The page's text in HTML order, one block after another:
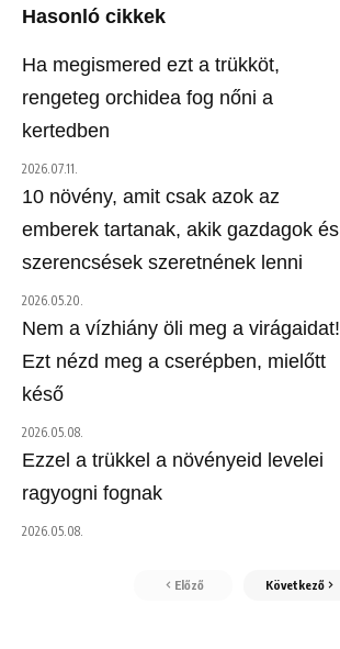
Hasonló cikkek
Ha megismered ezt a trükköt,
rengeteg orchidea fog nőni a
kertedben
2026.07.11.
10 növény, amit csak azok az
emberek tartanak, akik gazdagok és
szerencsések szeretnének lenni
2026.05.20.
Nem a vízhiány öli meg a virágaidat!
Ezt nézd meg a cserépben, mielőtt
késő
2026.05.08.
Ezzel a trükkel a növényeid levelei
ragyogni fognak
2026.05.08.
Előző Következő